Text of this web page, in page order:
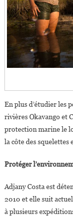
En plus d’étudier les
rivières Okavango et
protection marine le
la côte des squelettes
Protéger
Adjany Costa est
2010 et elle suit
à plusieurs